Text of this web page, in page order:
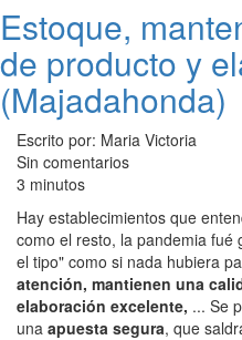
Estoque,
de producto y
(Majadahonda)
Escrito por: Maria Victoria
Sin comentarios
3 minutos
Hay establecimientos que
como el resto, la pandemia fué
el tipo" como si nada hubiera
atención, mantienen una
elaboración excelente, ... Se
una apuesta segura, que